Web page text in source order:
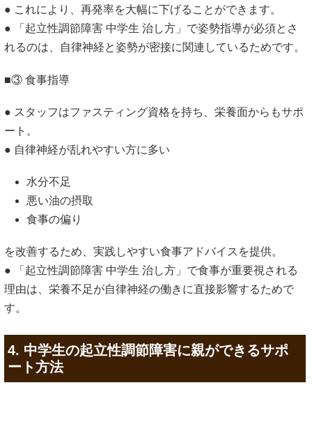
● これにより、再発率を大幅に下げることができます。
● 「起立性調節障害 中学生 治し方」で姿勢指導が必須とさ
れるのは、自律神経と姿勢が密接に関連しているためです。
■③ 食事指導
● スタッフはファスティング資格を持ち、栄養面からもサポ
ート。
● 自律神経が乱れやすい方に多い
水分不足
悪い油の摂取
食事の偏り
を改善するため、実践しやすい食事アドバイスを提供。
● 「起立性調節障害 中学生 治し方」で食事が重要視される
理由は、栄養不足が自律神経の働きに直接影響するためで
す。
4. 中学生の起立性調節障害に親ができるサポ
ート方法